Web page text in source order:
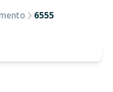
6555